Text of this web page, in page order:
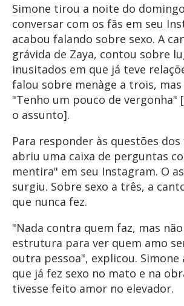
Simone tirou a noite do
conversar com os fãs em seu
acabou falando sobre sexo. A
grávida de Zaya, contou sobre
inusitados em que já teve
falou sobre menàge a trois,
"Tenho um pouco de vergonha"
o assunto].
Para responder às questões dos
abriu uma caixa de perguntas
mentira" em seu Instagram. O
surgiu. Sobre sexo a três, a
que nunca fez.
"Nada contra quem faz, mas
estrutura para ver quem amo
outra pessoa", explicou. Simone
que já fez sexo no mato e na
tivesse feito amor no elevador.